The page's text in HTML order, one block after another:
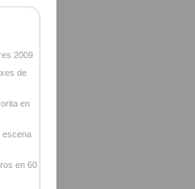
2009
de
en
escena
en 60